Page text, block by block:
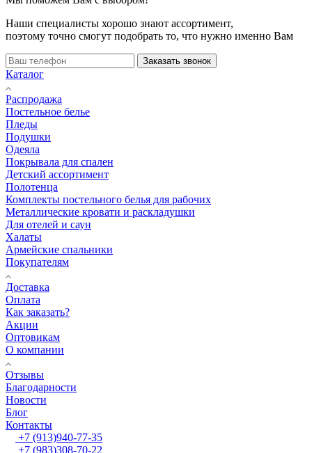
Наши специалисты хорошо знают ассортимент,
поэтому точно смогут подобрать то, что нужно именно Вам
Заказать звонок
Каталог
Распродажа
Постельное белье
Пледы
Подушки
Одеяла
Покрывала для спален
Детский ассортимент
Полотенца
Комплекты постельного белья для рабочих
Металлические кровати и раскладушки
Для отелей и саун
Халаты
Армейские спальники
Покупателям
Доставка
Оплата
Как заказать?
Акции
Оптовикам
О компании
Отзывы
Благодарности
Новости
Блог
Контакты
+7 (913)940-77-35
+7 (983)308-70-22